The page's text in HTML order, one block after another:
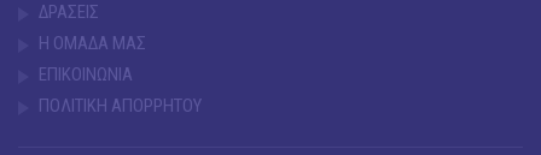
ΔΡΑΣΕΙΣ
Η ΟΜΑΔΑ ΜΑΣ
ΕΠΙΚΟΙΝΩΝΙΑ
ΠΟΛΙΤΙΚΗ ΑΠΟΡΡΗΤΟΥ